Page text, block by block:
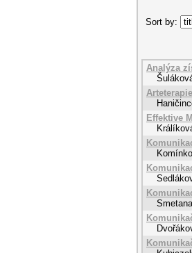
Sort by:
Analýza
Effektive